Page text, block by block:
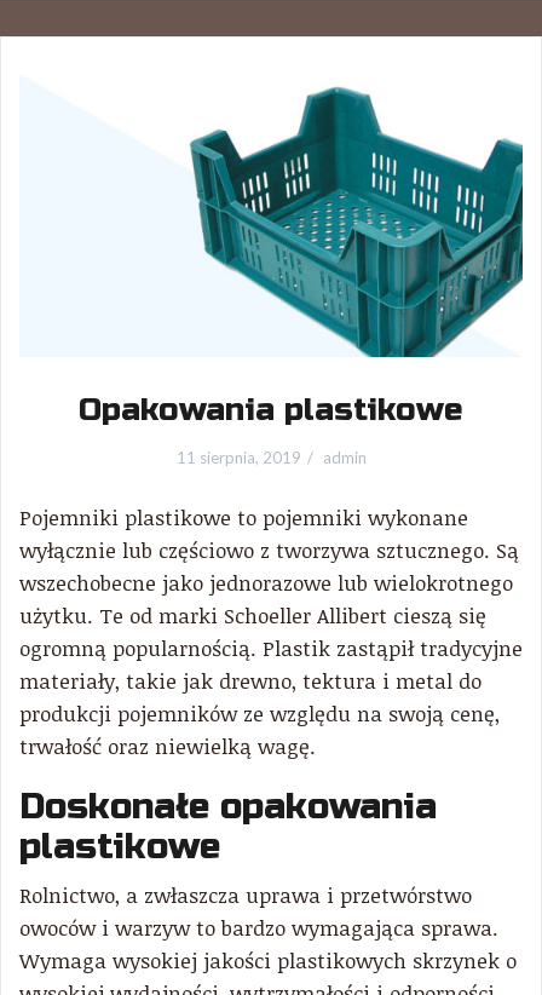
Opakowania plastikowe
11 sierpnia, 2019 admin
Pojemniki plastikowe to pojemniki wykonane
wyłącznie lub częściowo z tworzywa sztucznego. Są
wszechobecne jako jednorazowe lub wielokrotnego
użytku. Te od marki Schoeller Allibert cieszą się
ogromną popularnością. Plastik zastąpił tradycyjne
materiały, takie jak drewno, tektura i metal do
produkcji pojemników ze względu na swoją cenę,
trwałość oraz niewielką wagę.
Doskonałe opakowania
plastikowe
Rolnictwo, a zwłaszcza uprawa i przetwórstwo
owoców i warzyw to bardzo wymagająca sprawa.
Wymaga wysokiej jakości plastikowych skrzynek o